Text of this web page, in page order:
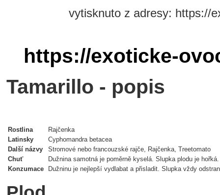
vytisknuto z adresy: https://
https://exoticke-
Tamarillo - popis
Rostlina
Rajčenka
Latinsky
Cyphomandra betacea
Další názvy
Stromové nebo francouzské rajče, Rajčenka, Treetomato
Chuť
Dužnina samotná je poměrně kyselá. Slupka plodu je hořká.
Konzumace
Dužninu je nejlepší vydlabat a přisladit. Slupka vždy